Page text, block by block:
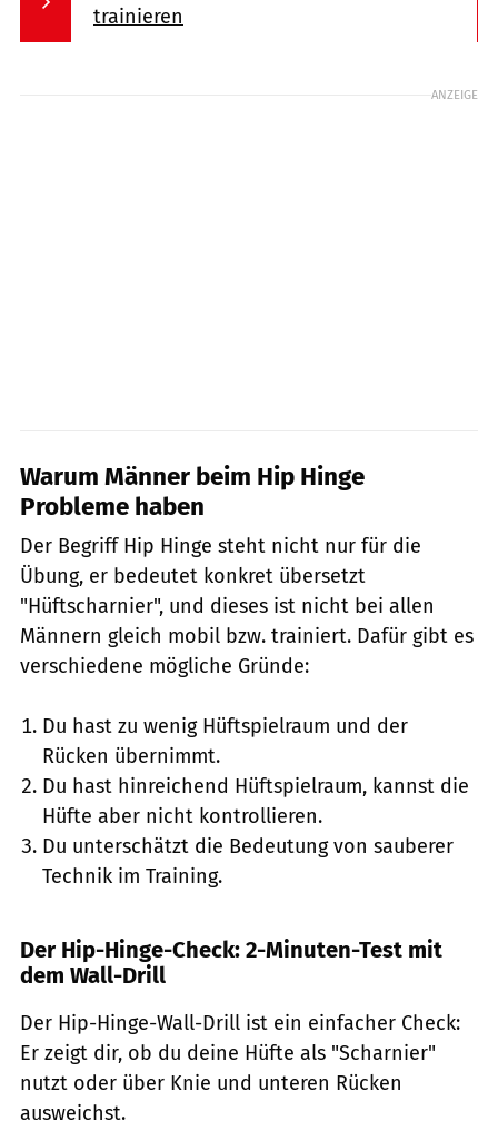
trainieren
ANZEIGE
Warum Männer beim Hip Hinge
Probleme haben
Der Begriff Hip Hinge steht nicht nur für die
Übung, er bedeutet konkret übersetzt
"Hüftscharnier", und dieses ist nicht bei allen
Männern gleich mobil bzw. trainiert. Dafür gibt es
verschiedene mögliche Gründe:
Du hast zu wenig Hüftspielraum und der
Rücken übernimmt.
Du hast hinreichend Hüftspielraum, kannst die
Hüfte aber nicht kontrollieren.
Du unterschätzt die Bedeutung von sauberer
Technik im Training.
Der Hip-Hinge-Check: 2-Minuten-Test mit
dem Wall-Drill
Der Hip-Hinge-Wall-Drill ist ein einfacher Check:
Er zeigt dir, ob du deine Hüfte als "Scharnier"
nutzt oder über Knie und unteren Rücken
ausweichst.